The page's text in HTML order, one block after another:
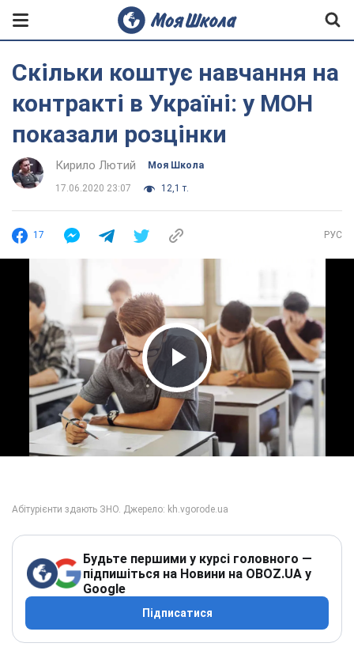
Скільки коштує навчання на
контракті в Україні: у МОН
показали розцінки
Кирило Лютий Моя Школа
17.06.2020 23:07 12,1 т.
17 РУС
Play Video
Будьте першими у курсі головного —
підпишіться на Новини на OBOZ.UA у
Google
Підписатися